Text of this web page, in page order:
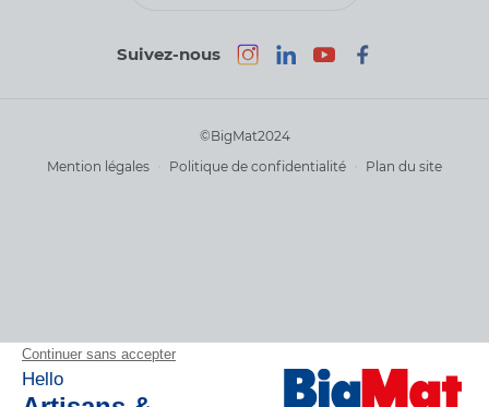
Suivez-nous
©BigMat2024
Mention légales
Politique de confidentialité Plan du site